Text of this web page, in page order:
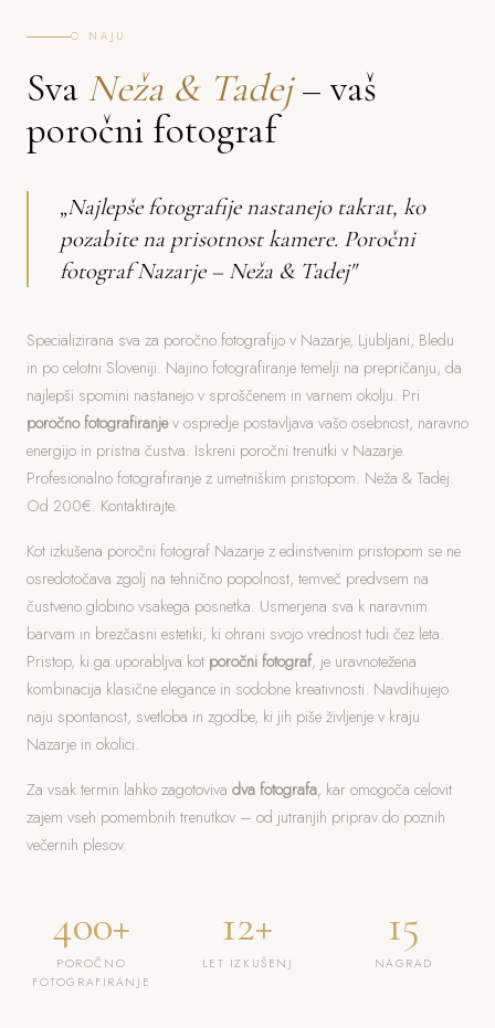
O NAJU
Sva Neža & Tadej– vaš
poročni fotograf
„Najlepše fotografije nastanejo takrat, ko
pozabite na prisotnost kamere. Poročni
fotograf Nazarje – Neža & Tadej"
Specializirana sva za poročno fotografijo v Nazarje, Ljubljani, Bledu
in po celotni Sloveniji. Najino fotografiranje temelji na prepričanju, da
najlepši spomini nastanejo v sproščenem in varnem okolju. Pri
poročno fotografiranjev ospredje postavljava vašo osebnost, naravno
energijo in pristna čustva. Iskreni poročni trenutki v Nazarje.
Profesionalno fotografiranje z umetniškim pristopom. Neža & Tadej.
Od 200€. Kontaktirajte.
Kot izkušena poročni fotograf Nazarje z edinstvenim pristopom se ne
osredotočava zgolj na tehnično popolnost, temveč predvsem na
čustveno globino vsakega posnetka. Usmerjena sva k naravnim
barvam in brezčasni estetiki, ki ohrani svojo vrednost tudi čez leta.
Pristop, ki ga uporabljva kot poročni fotograf, je uravnotežena
kombinacija klasične elegance in sodobne kreativnosti. Navdihujejo
naju spontanost, svetloba in zgodbe, ki jih piše življenje v kraju
Nazarje in okolici.
Za vsak termin lahko zagotoviva dva fotografa, kar omogoča celovit
zajem vseh pomembnih trenutkov – od jutranjih priprav do poznih
večernih plesov.
400+
POROČNO
FOTOGRAFIRANJE
12+
LET IZKUŠENJ
15
NAGRAD